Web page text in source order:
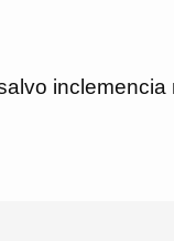
inclemencia